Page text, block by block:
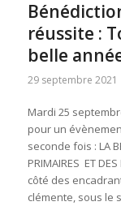
réussite :
belle
29 septembre 2021
Mardi 25
pour un
seconde fois : LA
PRIMAIRES ET
côté des
clémente, sous le